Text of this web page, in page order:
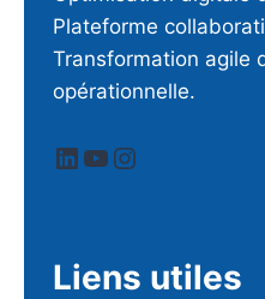
Plateforme
Transformation agile
opérationnelle.
LinkedIn
YouTube
Instagram
Liens utiles